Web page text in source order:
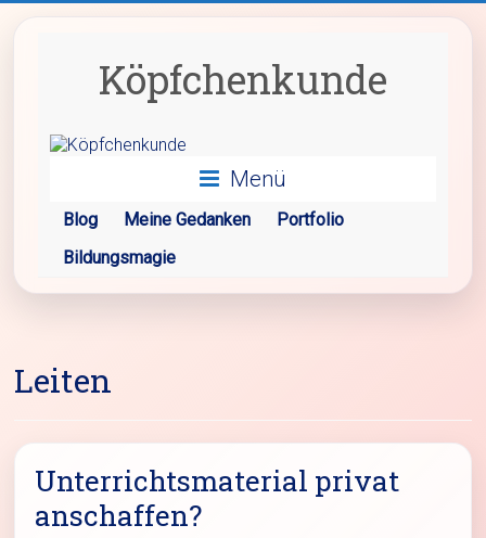
Köpfchenkunde
Menü
Blog Meine Gedanken
Portfolio
Bildungsmagie
Leiten
Unterrichtsmaterial privat
anschaffen?